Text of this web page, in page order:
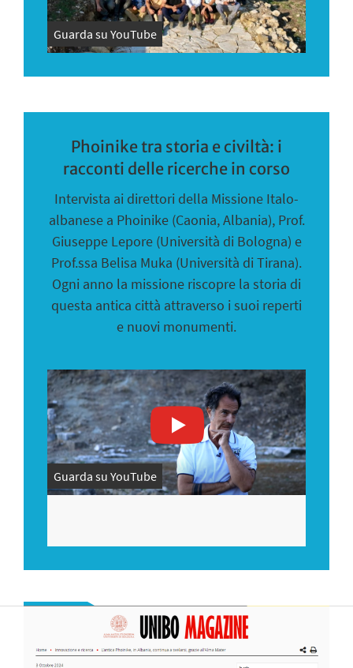
Guarda su YouTube
Phoinike tra storia e civiltà: i
racconti delle ricerche in corso
Intervista ai direttori della Missione Italo-
albanese a Phoinike (Caonia, Albania), Prof.
Giuseppe Lepore (Università di Bologna) e
Prof.ssa Belisa Muka (Università di Tirana).
Ogni anno la missione riscopre la storia di
questa antica città attraverso i suoi reperti
e nuovi monumenti.
Guarda su YouTube